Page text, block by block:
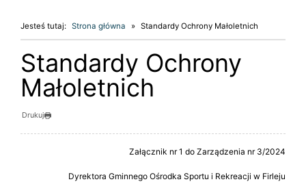
Jesteś tutaj: Strona główna Standardy Ochrony Małoletnich
Standardy Ochrony
Małoletnich
Drukuj
Załącznik nr 1 do Zarządzenia nr 3/2024
Dyrektora Gminnego Ośrodka Sportu i Rekreacji w Firleju